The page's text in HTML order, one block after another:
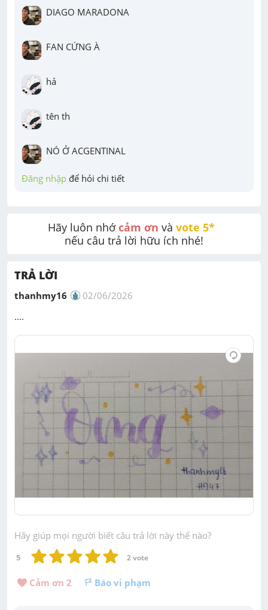
DIAGO MARADONA
FAN CỨNG À
hả
tên th
NÓ Ở ACGENTINAL
Đăng nhập để hỏi chi tiết
Hãy luôn nhớ cảm ơn và vote 5*
nếu câu trả lời hữu ích nhé!
TRẢ LỜI
thanhmy16
02/06/2026
....
Hãy giúp mọi người biết câu trả lời này thế nào?
5 2 vote
Cảm ơn 2 Báo vi phạm